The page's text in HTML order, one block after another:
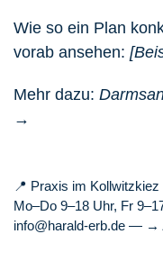
Wie so ein Plan
vorab ansehen: [
Mehr dazu:
→
📍 Praxis im Kollwitzkiez
Mo–Do 9–18 Uhr, Fr
info@harald-erb.de — →